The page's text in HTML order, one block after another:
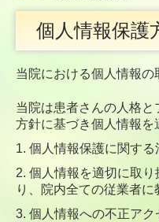
個人情報保護
当院における個人情報の
当院は患者さんの人格
方針に基づき個人情報を
1. 個人情報保護に関する
2. 個人情報を適切に取
り、院内全ての従業者に
3. 個人情報への不正ア